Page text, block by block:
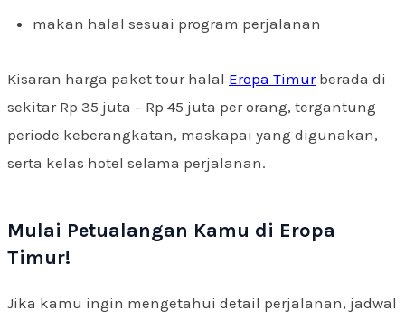
makan halal sesuai program perjalanan
Kisaran harga paket tour halal Eropa Timurberada di
sekitar Rp 35 juta – Rp 45 juta per orang, tergantung
periode keberangkatan, maskapai yang digunakan,
serta kelas hotel selama perjalanan.
Mulai Petualangan Kamu di Eropa
Timur!
Jika kamu ingin mengetahui detail perjalanan, jadwal